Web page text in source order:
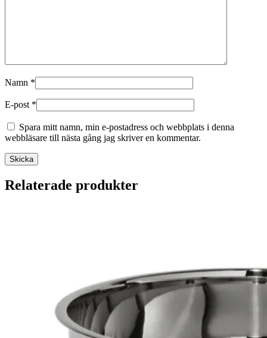
Namn *
E-post *
Spara mitt namn, min e-postadress och webbplats i denna
webbläsare till nästa gång jag skriver en kommentar.
Relaterade produkter